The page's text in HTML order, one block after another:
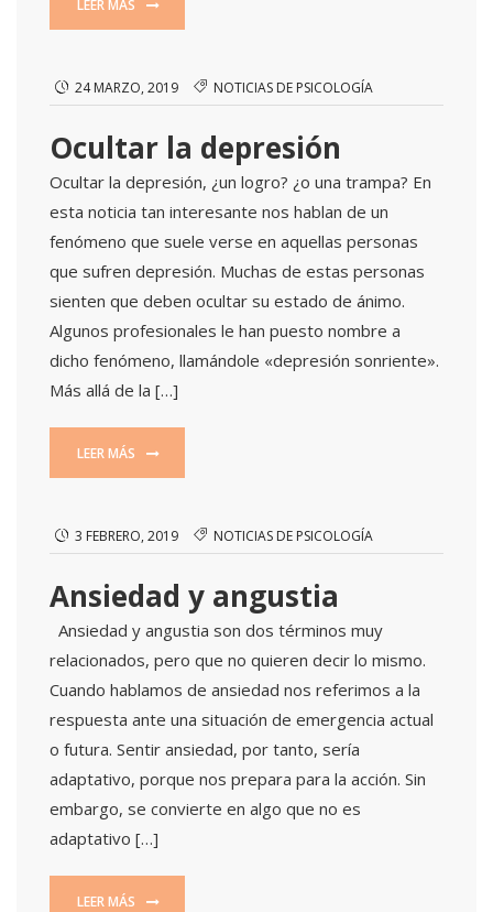
LEER MÁS
24 MARZO, 2019 NOTICIAS DE PSICOLOGÍA
Ocultar la depresión
Ocultar la depresión, ¿un logro? ¿o una trampa? En
esta noticia tan interesante nos hablan de un
fenómeno que suele verse en aquellas personas
que sufren depresión. Muchas de estas personas
sienten que deben ocultar su estado de ánimo.
Algunos profesionales le han puesto nombre a
dicho fenómeno, llamándole «depresión sonriente».
Más allá de la […]
LEER MÁS
3 FEBRERO, 2019 NOTICIAS DE PSICOLOGÍA
Ansiedad y angustia
Ansiedad y angustia son dos términos muy
relacionados, pero que no quieren decir lo mismo.
Cuando hablamos de ansiedad nos referimos a la
respuesta ante una situación de emergencia actual
o futura. Sentir ansiedad, por tanto, sería
adaptativo, porque nos prepara para la acción. Sin
embargo, se convierte en algo que no es
adaptativo […]
LEER MÁS